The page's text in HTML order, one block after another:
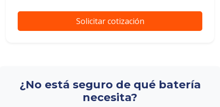
Solicitar cotización
¿No está seguro de qué batería
necesita?